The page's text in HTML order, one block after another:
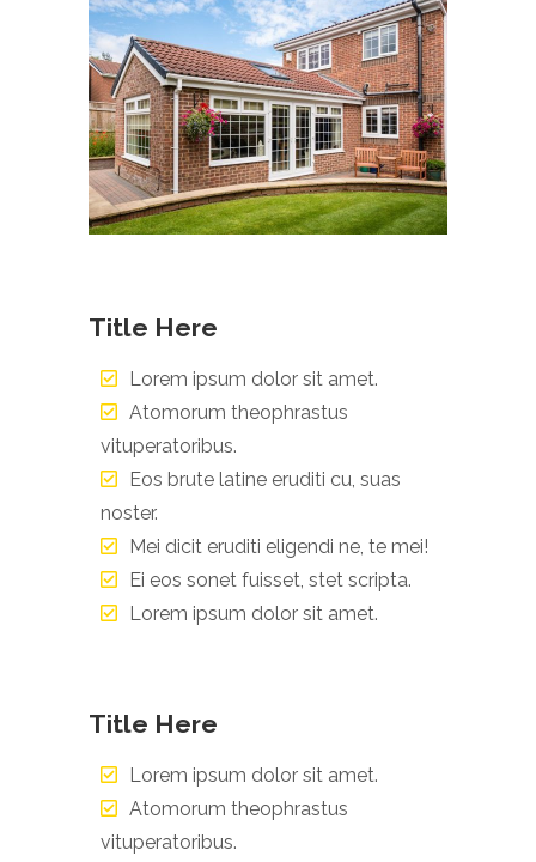
Title Here
Lorem ipsum dolor sit amet.
Atomorum theophrastus
vituperatoribus.
Eos brute latine eruditi cu, suas
noster.
Mei dicit eruditi eligendi ne, te mei!
Ei eos sonet fuisset, stet scripta.
Lorem ipsum dolor sit amet.
Title Here
Lorem ipsum dolor sit amet.
Atomorum theophrastus
vituperatoribus.